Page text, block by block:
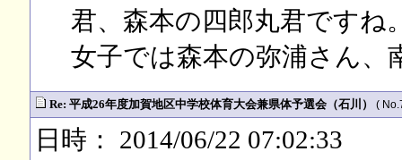
君、森本の四郎丸君ですね
女子では森本の弥浦さん、
Re: 平成26年度加賀地区中学校体育大会兼県体予選会（石川） (
日時： 2014/06/22 07:02:33